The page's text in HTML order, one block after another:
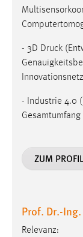
- 3D Druck
- Industrie 4.0
ZUM PROFIL
Prof. Dr.-
Relevanz: